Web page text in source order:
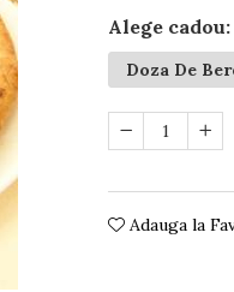
Alege cadou:
Adauga la